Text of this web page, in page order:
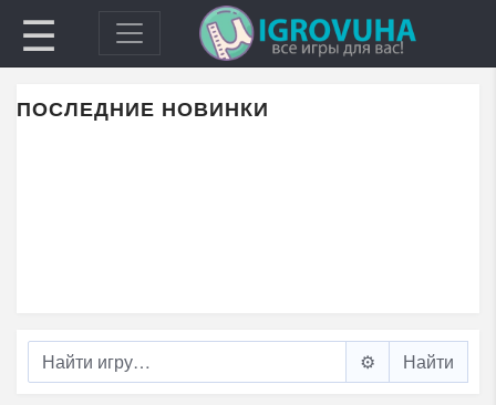
☰
ПОСЛЕДНИЕ НОВИНКИ
⚙️